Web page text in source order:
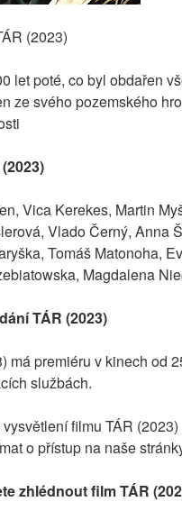
(2023)
let poté, co byl obdařen
ze svého pozemského
Vica Kerekes, Martin
Vlado Černý, Anna
Tomáš Matonoha,
Magdalena
TÁR (2023)
má premiéru v kinech od
službách.
filmu TÁR
o přístup na naše
zhlédnout film TÁR